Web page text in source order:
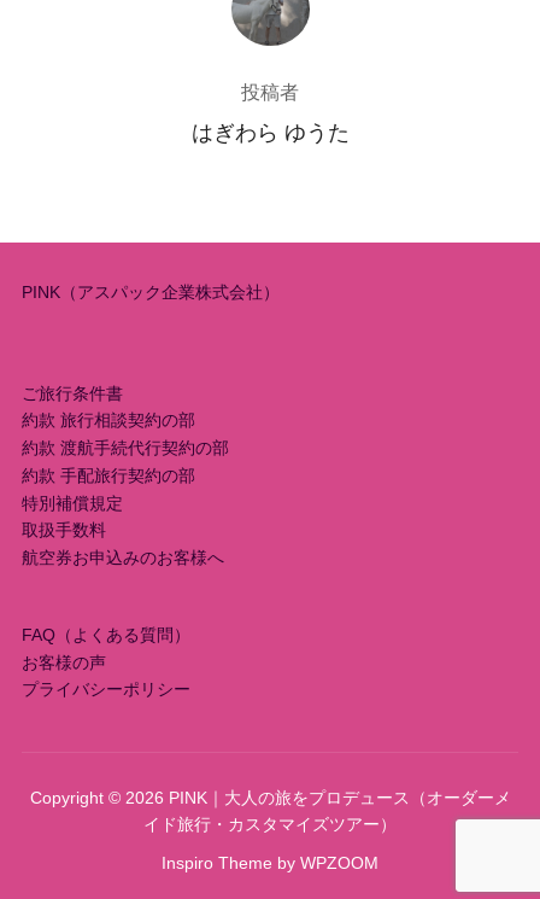
投稿者
はぎわら ゆうた
PINK（アスパック企業株式会社）
ご旅行条件書
約款 旅行相談契約の部
約款 渡航手続代行契約の部
約款 手配旅行契約の部
特別補償規定
取扱手数料
航空券お申込みのお客様へ
FAQ（よくある質問）
お客様の声
プライバシーポリシー
Copyright © 2026 PINK｜大人の旅をプロデュース（オーダーメ
イド旅行・カスタマイズツアー）
Inspiro Theme by WPZOOM